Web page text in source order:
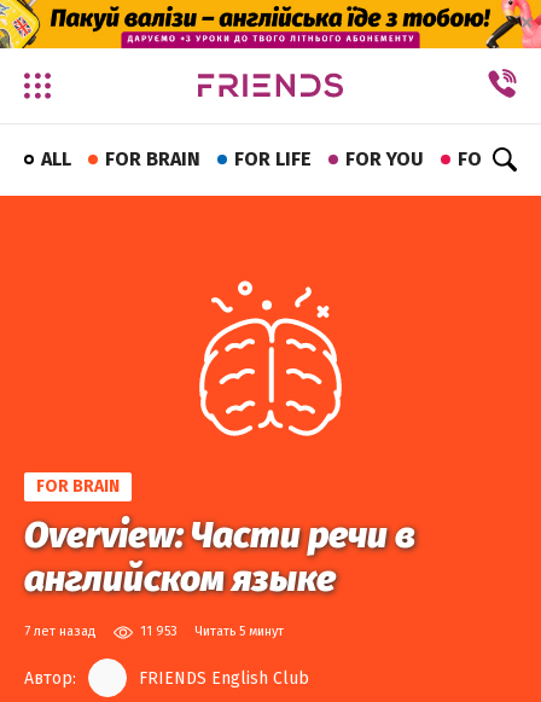
✕
ALL FOR BRAIN FOR LIFE FOR YOU FOR FUN
FOR BRAIN
Overview: Части речи в
английском языке
7 лет назад 11 953 Читать 5 минут
Автор: FRIENDS English Club